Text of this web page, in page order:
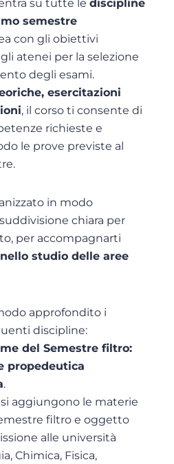
su tutte le discipline
semestre
con gli obiettivi
atenei per la selezione
degli esami.
esercitazioni
, il corso ti consente di
richieste e
le prove previste al
in modo
chiara per
per accompagnarti
studio delle aree
approfondito i
discipline:
del Semestre filtro:
propedeutica
.
aggiungono le materie
filtro e oggetto
alle università
Chimica, Fisica,